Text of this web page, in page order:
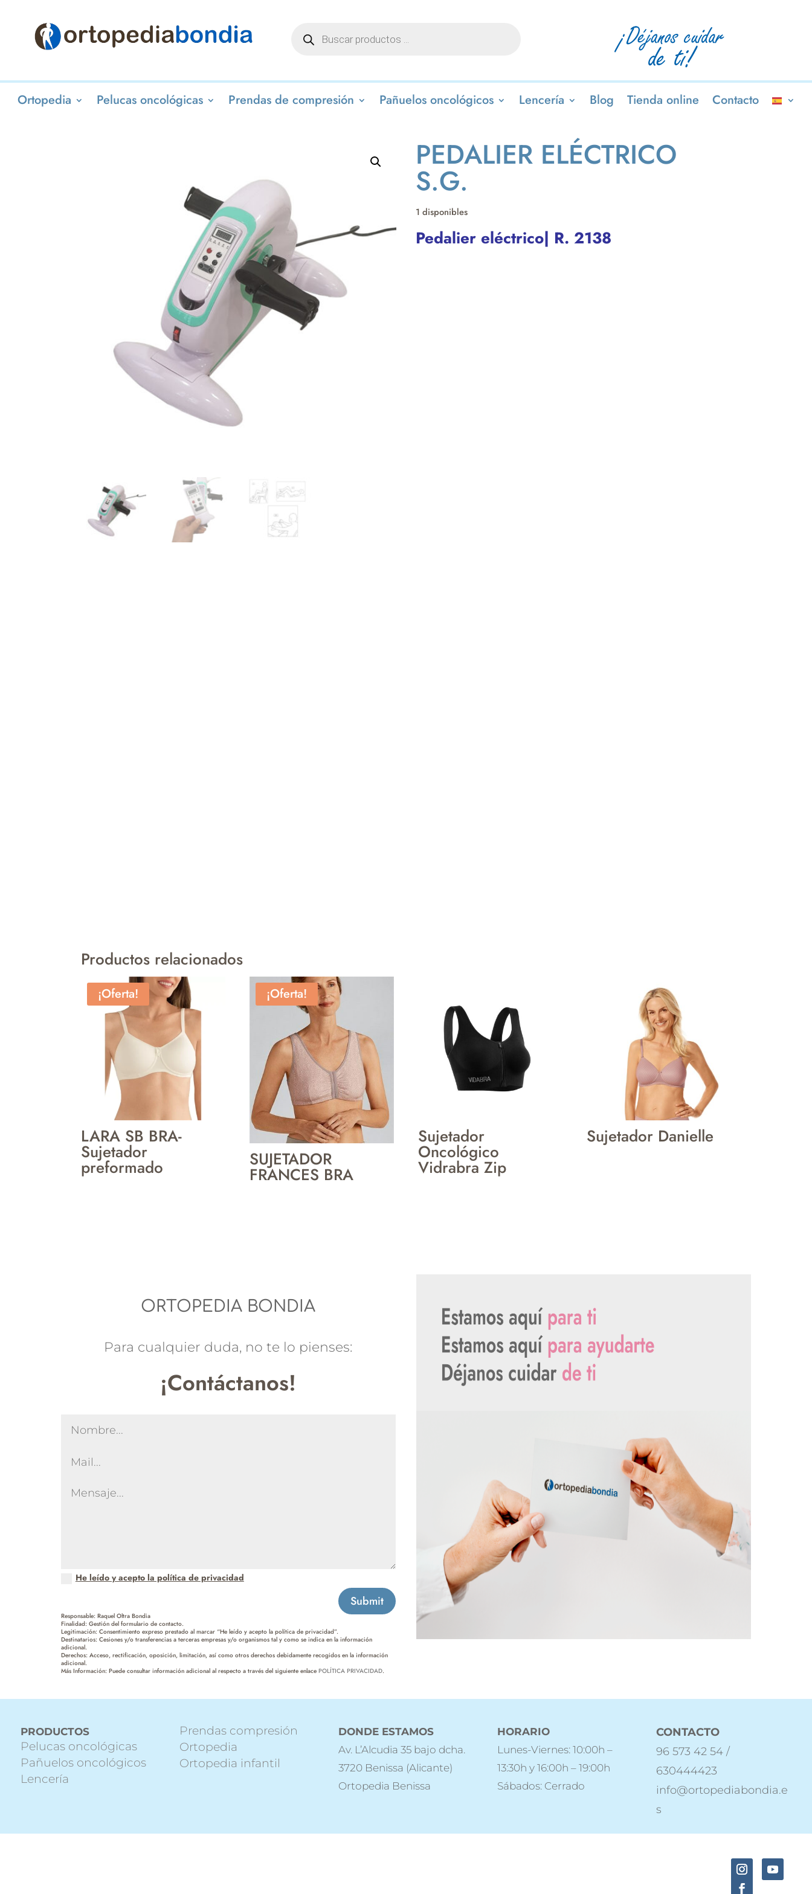
productos
Ortopedia Pelucas oncológicas Prendas de compresión Pañuelos oncológicos Lencería Blog Tienda online Contacto
PEDALIER ELÉCTRICO
S.G.
1 disponibles
Pedalier eléctrico| R. 2138
Productos relacionados
¡Oferta!
LARA SB BRA-
Sujetador
preformado
¡Oferta!
SUJETADOR
FRANCES BRA
Sujetador
Oncológico
Vidrabra Zip
Sujetador Danielle
ORTOPEDIA BONDIA
Para cualquier duda, no te lo pienses:
¡Contáctanos!
He leído y acepto la política de privacidad
Submit
Responsable: Raquel Oltra Bondia
Finalidad: Gestión del formulario de contacto.
Legitimación: Consentimiento expreso prestado al marcar “He leído y acepto la política de privacidad”.
Destinatarios: Cesiones y/o transferencias a terceras empresas y/o organismos tal y como se indica en la información
adicional.
Derechos: Acceso, rectificación, oposición, limitación, así como otros derechos debidamente recogidos en la información
adicional.
Más Información: Puede consultar información adicional al respecto a través del siguiente enlace POLÍTICA PRIVACIDAD.
PRODUCTOS
Pelucas oncológicas
Pañuelos oncológicos
Lencería
Prendas compresión
Ortopedia
Ortopedia infantil
DONDE ESTAMOS
Av. L’Alcudia 35 bajo dcha.
3720 Benissa (Alicante)
Ortopedia Benissa
HORARIO
Lunes-Viernes: 10:00h –
13:30h y 16:00h – 19:00h
Sábados: Cerrado
CONTACTO
96 573 42 54 /
630444423
info@ortopediabondia.e
s